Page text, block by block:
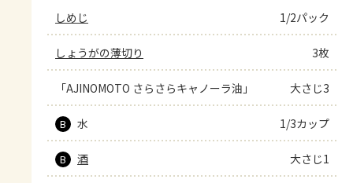
しめじ 1/2パック
しょうがの薄切り 3枚
「AJINOMOTO さらさらキャノーラ油」 大さじ3
B 水 1/3カップ
B 酒 大さじ1